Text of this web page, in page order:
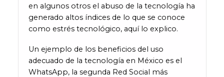
en algunos otros el abuso de la tecnología ha
generado altos índices de lo que se conoce
como estrés tecnológico, aquí lo explico.
Un ejemplo de los beneficios del uso
adecuado de la tecnología en México es el
WhatsApp, la segunda Red Social más